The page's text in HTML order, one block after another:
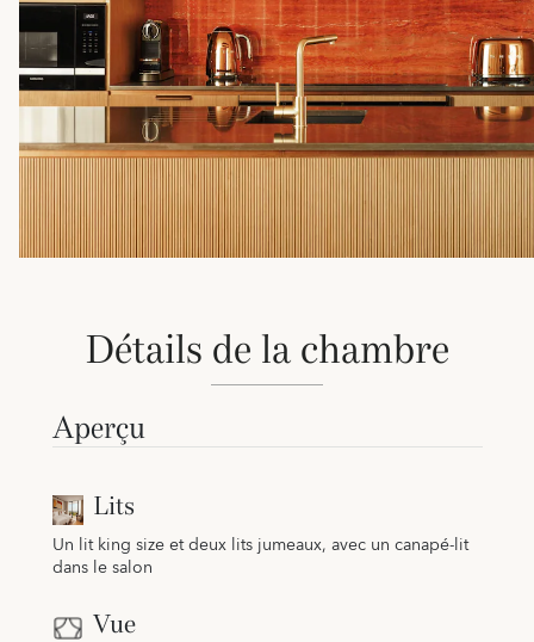
Détails de la chambre
Aperçu
Lits
Un lit king size et deux lits jumeaux, avec un canapé-lit
dans le salon
Vue